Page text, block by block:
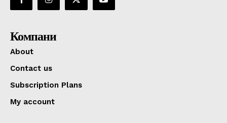
Компани
About
Contact us
Subscription Plans
My account